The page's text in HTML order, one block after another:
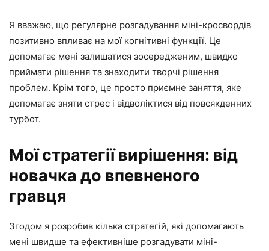
Я вважаю, що регулярне розгадування міні-кросвордів
позитивно впливає на мої когнітивні функції. Це
допомагає мені залишатися зосередженим, швидко
приймати рішення та знаходити творчі рішення
проблем. Крім того, це просто приємне заняття, яке
допомагає зняти стрес і відволіктися від повсякденних
турбот.
Мої стратегії вирішення: від
новачка до впевненого
гравця
Згодом я розробив кілька стратегій, які допомагають
мені швидше та ефективніше розгадувати міні-